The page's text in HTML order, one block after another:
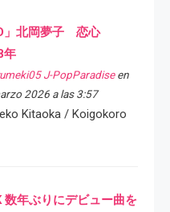
」北岡夢子 恋心
年
J-PopParadiseen
2026 a las 3:57
Kitaoka / Koigokoro
数年ぶりにデビュー曲を